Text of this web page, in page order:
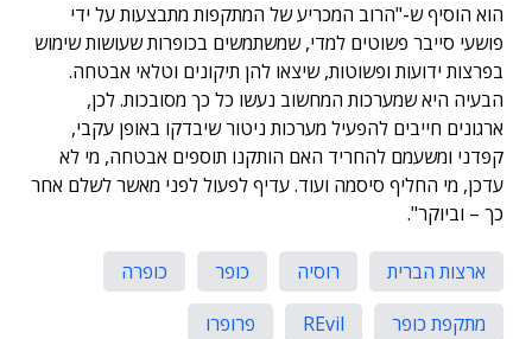
הוא הוסיף ש-"הרוב המכריע של המתקפות מתבצעות על ידי
פושעי סייבר פשוטים למדי, שמשתמשים בכופרות שעושות שימוש
בפרצות ידועות ופשוטות, שיצאו להן תיקונים וטלאי אבטחה.
הבעיה היא שמערכות המחשוב נעשו כל כך מסובכות. לכן,
ארגונים חייבים להפעיל מערכות ניטור שיבדקו באופן עקבי,
קפדני ומשעמם להחריד האם הותקנו תוספים אבטחה, מי לא
עדכן, מי החליף סיסמה ועוד. עדיף לפעול לפני מאשר לשלם אחר
כך – וביוקר".
ארצות הברית רוסיה כופר
כופרה
מתקפת כופר
REvil
פרופרו